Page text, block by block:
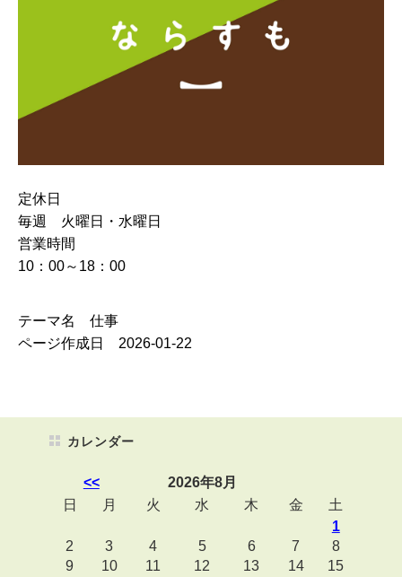
定休日
毎週 火曜日・水曜日
営業時間
10：00～18：00
テーマ名 仕事
ページ作成日 2026-01-22
カレンダー
<<
2026年8月
日
月 火 水 木 金
土
1
2
3 4 5 6 7
8
9
10 11 12 13 14
15